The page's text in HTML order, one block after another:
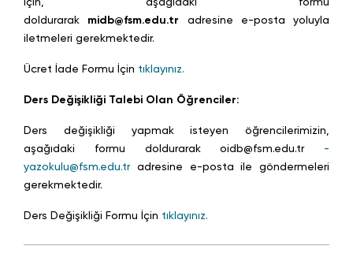
doldurarak midb@fsm.edu.tr
adresine e-posta yoluyla
iletmeleri gerekmektedir.
Ücret İade Formu İçin tıklayınız.
Ders Değişikliği Talebi Olan Öğrenciler:
Ders değişikliği yapmak isteyen öğrencilerimizin,
aşağıdaki formu doldurarakoidb@fsm.edu.tr
-
yazokulu@fsm.edu.tradresine e-posta ile göndermeleri
gerekmektedir.
Ders Değişikliği Formu İçin tıklayınız.